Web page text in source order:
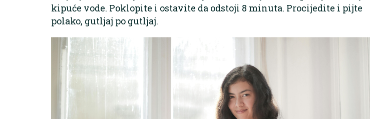
kipuće vode. Poklopite i ostavite da odstoji 8 minuta. Procijedite i pijte
polako, gutljaj po gutljaj.